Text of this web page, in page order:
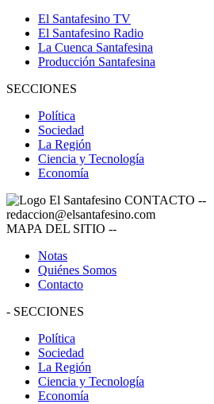
El Santafesino TV
El Santafesino Radio
La Cuenca Santafesina
Producción Santafesina
SECCIONES
Política
Sociedad
La Región
Ciencia y Tecnología
Economía
CONTACTO --
redaccion@elsantafesino.com
MAPA DEL SITIO --
Notas
Quiénes Somos
Contacto
- SECCIONES
Política
Sociedad
La Región
Ciencia y Tecnología
Economía